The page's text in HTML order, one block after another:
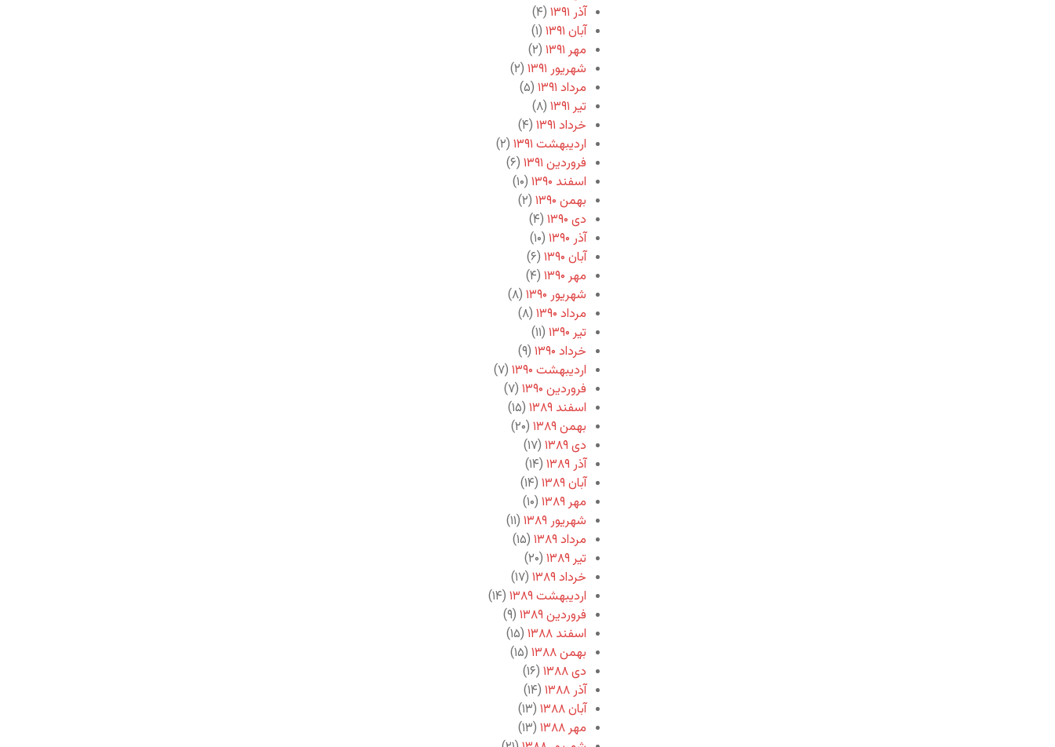
آذر ۱۳۹۱
(۴)
آبان ۱۳۹۱
(۱)
مهر ۱۳۹۱
(۲)
شهریور ۱۳۹۱
(۲)
مرداد ۱۳۹۱
(۵)
تیر ۱۳۹۱
(۸)
خرداد ۱۳۹۱
(۴)
اردیبهشت ۱۳۹۱
(۲)
فروردین ۱۳۹۱
(۶)
اسفند ۱۳۹۰
(۱۰)
بهمن ۱۳۹۰
(۲)
دی ۱۳۹۰
(۴)
آذر ۱۳۹۰
(۱۰)
آبان ۱۳۹۰
(۶)
مهر ۱۳۹۰
(۴)
شهریور ۱۳۹۰
(۸)
مرداد ۱۳۹۰
(۸)
تیر ۱۳۹۰
(۱۱)
خرداد ۱۳۹۰
(۹)
اردیبهشت ۱۳۹۰
(۷)
فروردین ۱۳۹۰
(۷)
اسفند ۱۳۸۹
(۱۵)
بهمن ۱۳۸۹
(۲۰)
دی ۱۳۸۹
(۱۷)
آذر ۱۳۸۹
(۱۴)
آبان ۱۳۸۹
(۱۴)
مهر ۱۳۸۹
(۱۰)
شهریور ۱۳۸۹
(۱۱)
مرداد ۱۳۸۹
(۱۵)
تیر ۱۳۸۹
(۲۰)
خرداد ۱۳۸۹
(۱۷)
اردیبهشت ۱۳۸۹
(۱۴)
فروردین ۱۳۸۹
(۹)
اسفند ۱۳۸۸
(۱۵)
بهمن ۱۳۸۸
(۱۵)
دی ۱۳۸۸
(۱۶)
آذر ۱۳۸۸
(۱۴)
آبان ۱۳۸۸
(۱۳)
مهر ۱۳۸۸
(۱۳)